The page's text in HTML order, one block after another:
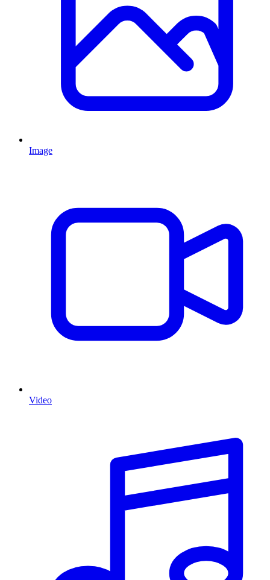
Image
Video